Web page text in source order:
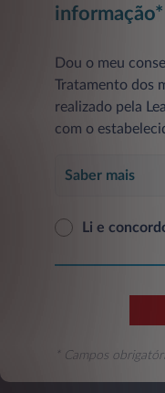
informação*
Dou o meu
Tratamento dos
realizado pela
com o
Saber mais
Li e
* Campos